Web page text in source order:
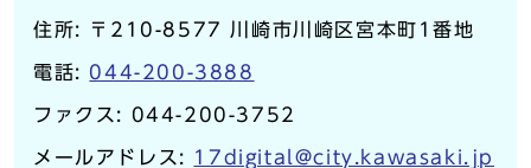
住所: 〒210-8577 川崎市川崎区宮本町1番地
電話: 044-200-3888
ファクス: 044-200-3752
メールアドレス: 17digital@city.kawasaki.jp